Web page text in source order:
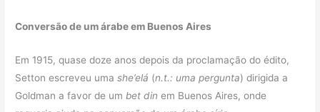
Conversão de um árabe em Buenos Aires
Em 1915, quase doze anos depois da proclamação do édito,
Setton escreveu umashe’elá (n.t.: uma pergunta) dirigida a
Goldman a favor de um bet din em Buenos Aires, onde